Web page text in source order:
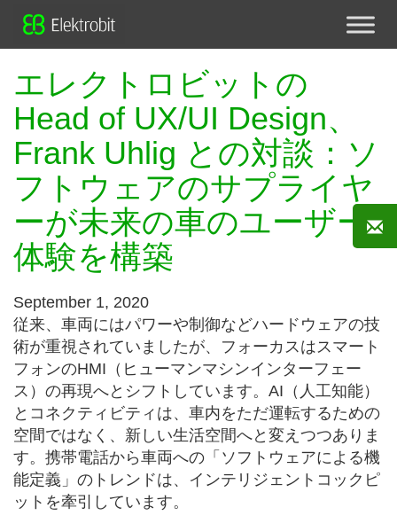
エレクトロビットの
Head of UX/UI Design、
Frank Uhlig との対談：ソ
フトウェアのサプライヤ
ーが未来の車のユーザー
体験を構築
September 1, 2020
従来、車両にはパワーや制御などハードウェアの技
術が重視されていましたが、フォーカスはスマート
フォンのHMI（ヒューマンマシンインターフェー
ス）の再現へとシフトしています。AI（人工知能）
とコネクティビティは、車内をただ運転するための
空間ではなく、新しい生活空間へと変えつつありま
す。携帯電話から車両への「ソフトウェアによる機
能定義」のトレンドは、インテリジェントコックピ
ットを牽引しています。